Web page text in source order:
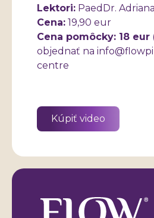
Lektori: PaedDr.
Cena: 19,90 eur
Cena pomôcky: 18 eur
objednať na
centre
Kúpiť video